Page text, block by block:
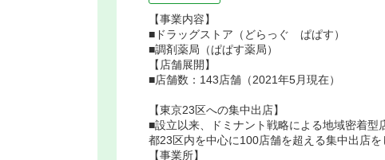
【事業内容】
■ドラッグストア（どらっぐ ぱぱす）
■調剤薬局（ぱぱす薬局）
【店舗展開】
■店舗数：143店舗（2021年5月現在）
【東京23区への集中出店】
■設立以来、ドミナント戦略による地域密着
都23区内を中心に100店舗を超える集中出店を
【事業所】